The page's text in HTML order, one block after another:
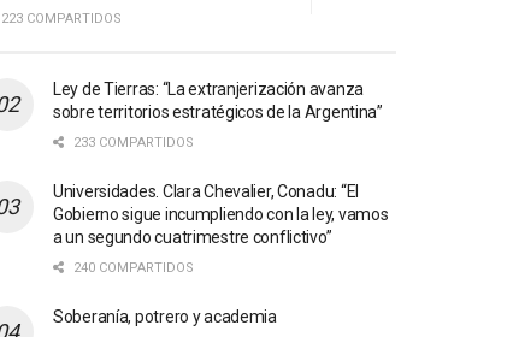
223 COMPARTIDOS
Ley de Tierras: “La extranjerización avanza
sobre territorios estratégicos de la Argentina”
233 COMPARTIDOS
Universidades. Clara Chevalier, Conadu: “El
Gobierno sigue incumpliendo con la ley, vamos
a un segundo cuatrimestre conflictivo”
240 COMPARTIDOS
Soberanía, potrero y academia